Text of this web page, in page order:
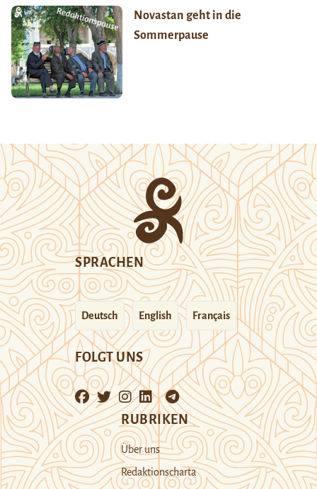
Novastan geht in die
Sommerpause
SPRACHEN
Deutsch English Français
FOLGT UNS
RUBRIKEN
Über uns
Redaktionscharta